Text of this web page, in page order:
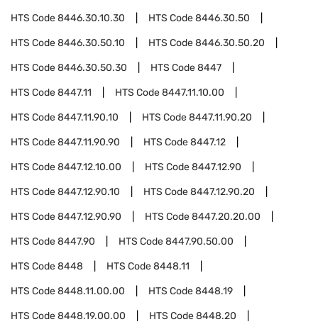
HTS Code8446.30.10.30 HTS Code8446.30.50
HTS Code8446.30.50.10 HTS Code8446.30.50.20
HTS Code8446.30.50.30 HTS Code8447
HTS Code8447.11 HTS Code8447.11.10.00
HTS Code8447.11.90.10 HTS Code8447.11.90.20
HTS Code8447.11.90.90 HTS Code8447.12
HTS Code8447.12.10.00 HTS Code8447.12.90
HTS Code8447.12.90.10 HTS Code8447.12.90.20
HTS Code8447.12.90.90 HTS Code8447.20.20.00
HTS Code8447.90 HTS Code8447.90.50.00
HTS Code8448 HTS Code8448.11
HTS Code8448.11.00.00 HTS Code8448.19
HTS Code8448.19.00.00 HTS Code8448.20